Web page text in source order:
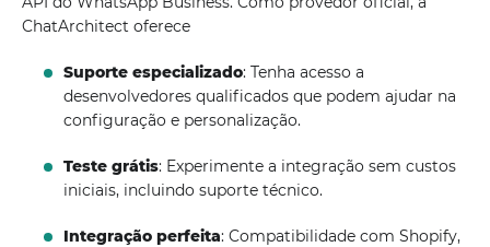
ChatArchitect oferece
Suporte especializado: Tenha acesso a
desenvolvedores qualificados que podem ajudar na
configuração e personalização.
Teste grátis: Experimente a integração sem custos
iniciais, incluindo suporte técnico.
Integração perfeita: Compatibilidade com Shopify,